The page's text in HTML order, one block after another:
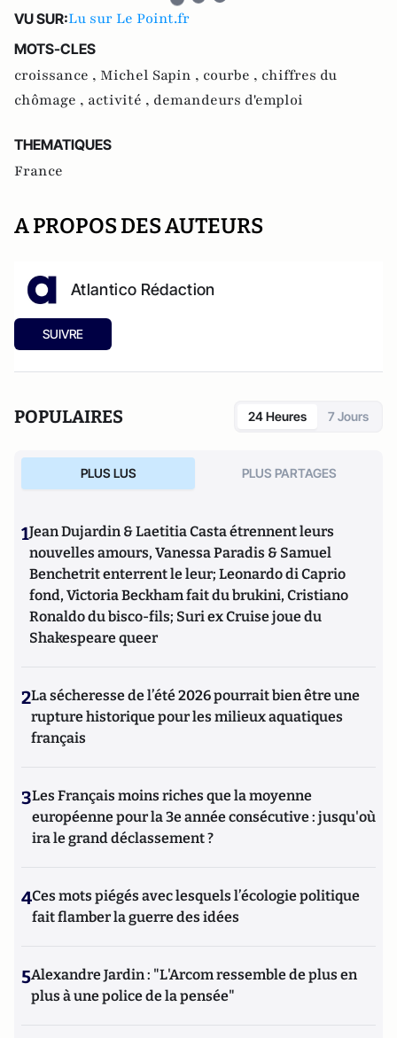
VU SUR:Lu sur Le Point.fr
MOTS-CLES
croissance , Michel Sapin , courbe , chiffres du
chômage , activité , demandeurs d'emploi
THEMATIQUES
France
A PROPOS DES AUTEURS
Atlantico Rédaction
SUIVRE
POPULAIRES 24 Heures 7 Jours
PLUS LUS PLUS PARTAGES
1Jean Dujardin & Laetitia Casta étrennent leurs
nouvelles amours, Vanessa Paradis & Samuel
Benchetrit enterrent le leur; Leonardo di Caprio
fond, Victoria Beckham fait du brukini, Cristiano
Ronaldo du bisco-fils; Suri ex Cruise joue du
Shakespeare queer
2La sécheresse de l’été 2026 pourrait bien être une
rupture historique pour les milieux aquatiques
français
3Les Français moins riches que la moyenne
européenne pour la 3e année consécutive : jusqu'où
ira le grand déclassement ?
4Ces mots piégés avec lesquels l’écologie politique
fait flamber la guerre des idées
5Alexandre Jardin : "L'Arcom ressemble de plus en
plus à une police de la pensée"